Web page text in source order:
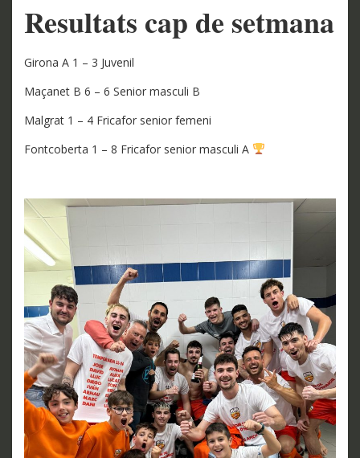
Resultats cap de setmana
Girona A 1 – 3 Juvenil
Maçanet B 6 – 6 Senior masculi B
Malgrat 1 – 4 Fricafor senior femeni
Fontcoberta 1 – 8 Fricafor senior masculi A